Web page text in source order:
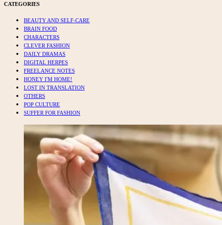
CATEGORIES
BEAUTY AND SELF-CARE
BRAIN FOOD
CHARACTERS
CLEVER FASHION
DAILY DRAMAS
DIGITAL HERPES
FREELANCE NOTES
HONEY I'M HOME!
LOST IN TRANSLATION
OTHERS
POP CULTURE
SUFFER FOR FASHION